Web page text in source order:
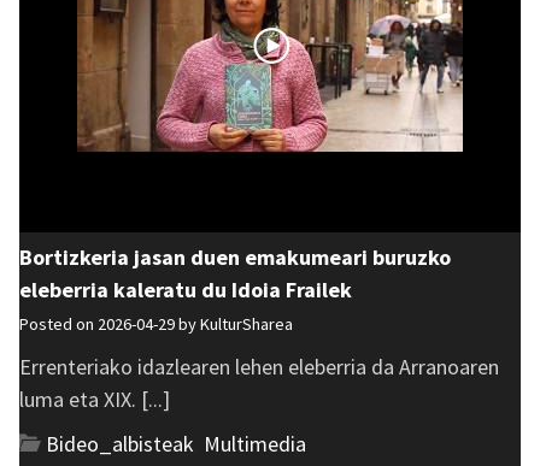
Bortizkeria jasan duen emakumeari buruzko
eleberria kaleratu du Idoia Frailek
Posted on 2026-04-29 byKulturSharea
Errenteriako idazlearen lehen eleberria da Arranoaren
luma eta XIX. [...]
Bideo_albisteak Multimedia